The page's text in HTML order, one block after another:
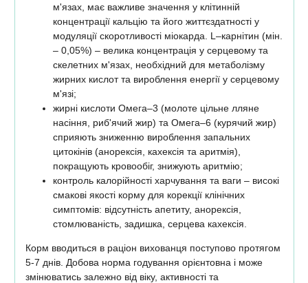
м'язах, має важливе значення у клітинній
концентрації кальцію та його життєздатності у
модуляції скоротливості міокарда. L–карнітин (мін.
– 0,05%) – велика концентрація у серцевому та
скелетних м'язах, необхідний для метаболізму
жирних кислот та вироблення енергії у серцевому
м'язі;
жирні кислоти Омега–3 (молоте цільне лляне
насіння, риб'ячий жир) та Омега–6 (курячий жир)
сприяють зниженню вироблення запальних
цитокінів (анорексія, кахексія та аритмія),
покращують кровообіг, знижують аритмію;
контроль калорійності харчування та ваги – високі
смакові якості корму для корекції клінічних
симптомів: відсутність апетиту, анорексія,
стомлюваність, задишка, серцева кахексія.
Корм вводиться в раціон вихованця поступово протягом
5-7 днів. Добова норма годування орієнтовна і може
змінюватись залежно від віку, активності та